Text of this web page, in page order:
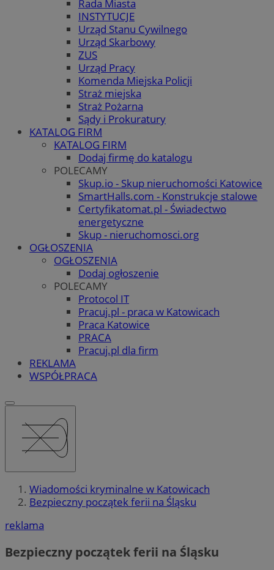
Rada Miasta
INSTYTUCJE
Urząd Stanu Cywilnego
Urząd Skarbowy
ZUS
Urząd Pracy
Komenda Miejska Policji
Straż miejska
Straż Pożarna
Sądy i Prokuratury
KATALOG FIRM
KATALOG FIRM
Dodaj firmę do katalogu
POLECAMY
Skup.io - Skup nieruchomości Katowice
SmartHalls.com - Konstrukcje stalowe
Certyfikatomat.pl - Świadectwo
energetyczne
Skup - nieruchomosci.org
OGŁOSZENIA
OGŁOSZENIA
Dodaj ogłoszenie
POLECAMY
Protocol IT
Pracuj.pl - praca w Katowicach
Praca Katowice
PRACA
Pracuj.pl dla firm
REKLAMA
WSPÓŁPRACA
Wiadomości kryminalne w Katowicach
Bezpieczny początek ferii na Śląsku
reklama
Bezpieczny początek ferii na Śląsku